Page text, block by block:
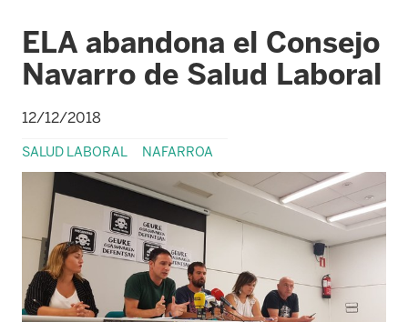
ELA abandona el Consejo
Navarro de Salud Laboral
12/12/2018
SALUD LABORAL NAFARROA